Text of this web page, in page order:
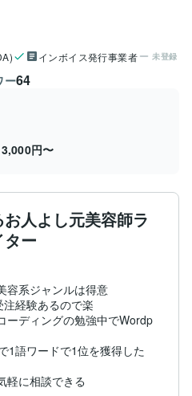
インボイス発行事業者 未登録
ー64
3,000円〜
人よし元美容師ラ
ター
容系ジャンルは得意
注経験あるので楽
ーディングの勉強中でWordp
1語ワードで1位を獲得した
軽に相談できる